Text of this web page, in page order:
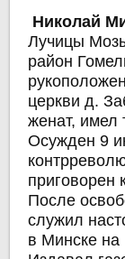
Николай
Лучицы
район
церкви д.
женат, имел
Осужден 9
приговорен
После
служил
в Минске